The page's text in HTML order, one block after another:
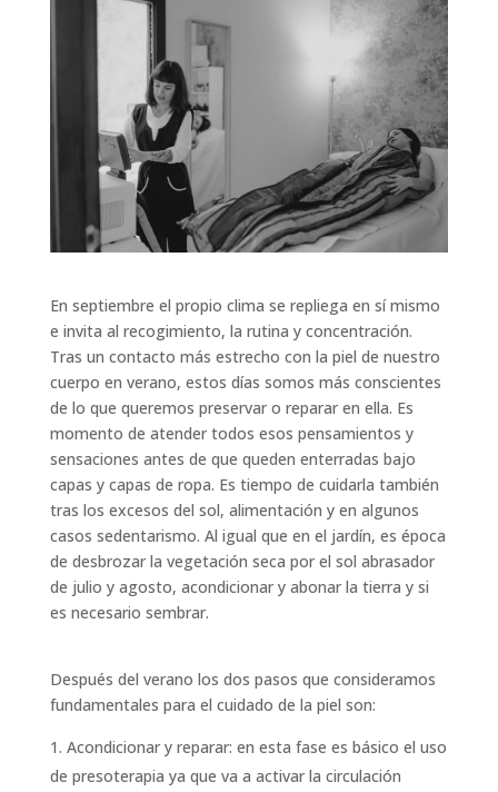
En septiembre el propio clima se repliega en sí mismo
e invita al recogimiento, la rutina y concentración.
Tras un contacto más estrecho con la piel de nuestro
cuerpo en verano, estos días somos más conscientes
de lo que queremos preservar o reparar en ella. Es
momento de atender todos esos pensamientos y
sensaciones antes de que queden enterradas bajo
capas y capas de ropa. Es tiempo de cuidarla también
tras los excesos del sol, alimentación y en algunos
casos sedentarismo. Al igual que en el jardín, es época
de desbrozar la vegetación seca por el sol abrasador
de julio y agosto, acondicionar y abonar la tierra y si
es necesario sembrar.
Después del verano los dos pasos que consideramos
fundamentales para el cuidado de la piel son:
Acondicionar y reparar: en esta fase es básico el uso
de presoterapia ya que va a activar la circulación